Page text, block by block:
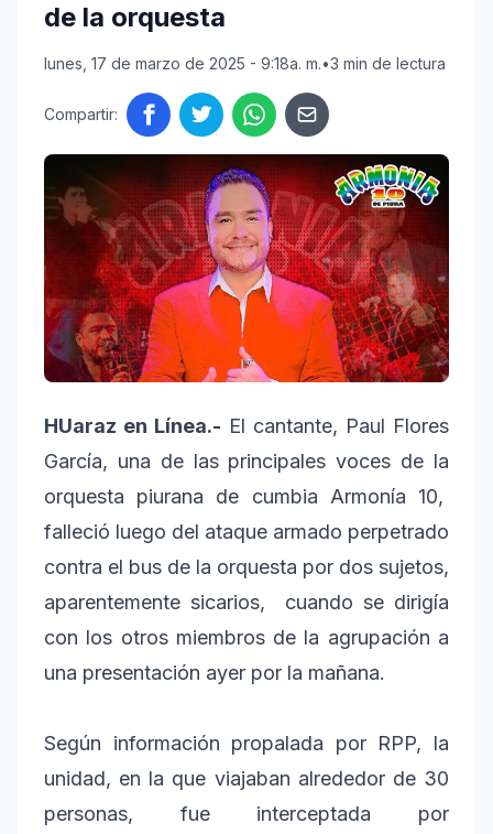
de la orquesta
lunes, 17 de marzo de 2025 - 9:18a. m.•3 min de lectura
Compartir:
HUaraz en Línea.- El cantante, Paul Flores
García, una de las principales voces de la
orquesta piurana de cumbia Armonía 10,
falleció luego del ataque armado perpetrado
contra el bus de la orquesta por dos sujetos,
aparentemente sicarios, cuando se dirigía
con los otros miembros de la agrupación a
una presentación ayer por la mañana.
Según información propalada por RPP, la
unidad, en la que viajaban alrededor de 30
personas, fue interceptada por